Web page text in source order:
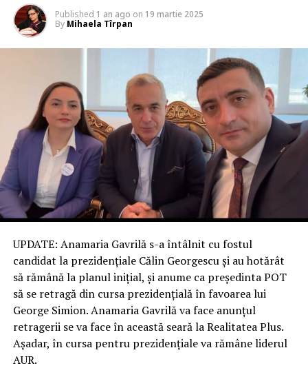
Published 1 an ago on 19 martie 2025
By Mihaela Tîrpan
UPDATE: Anamaria Gavrilă s-a întâlnit cu fostul
candidat la prezidențiale Călin Georgescu și au hotărât
să rămână la planul inițial, și anume ca președinta POT
să se retragă din cursa prezidențială în favoarea lui
George Simion. Anamaria Gavrilă va face anunțul
retragerii se va face în această seară la Realitatea Plus.
Așadar, în cursa pentru prezidențiale va rămâne liderul
AUR.